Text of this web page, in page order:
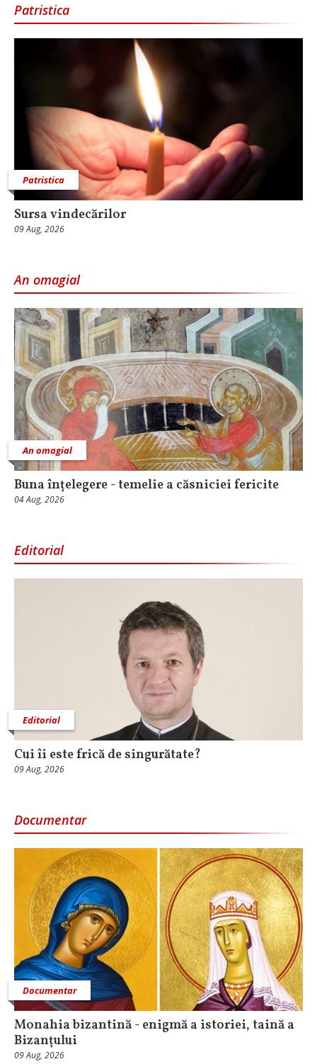
Patristica
Patristica
Sursa vindecărilor
09 Aug, 2026
An omagial
An omagial
Buna înțelegere - temelie a căsniciei fericite
04 Aug, 2026
Editorial
Editorial
Cui îi este frică de singurătate?
09 Aug, 2026
Documentar
Documentar
Monahia bizantină - enigmă a istoriei, taină a
Bizanțului
09 Aug, 2026